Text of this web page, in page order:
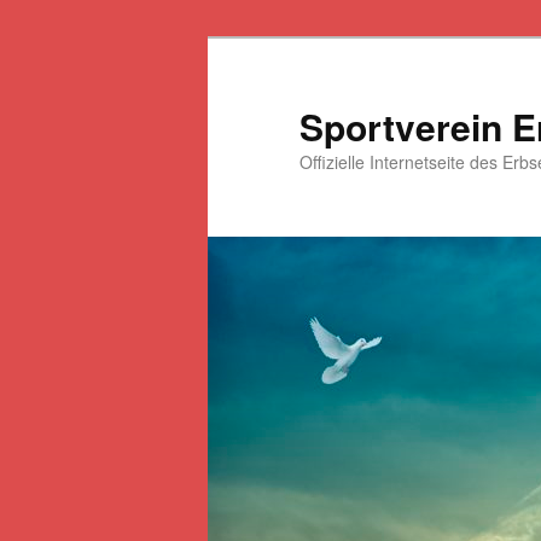
Sportverein
Offizielle Internetseite des